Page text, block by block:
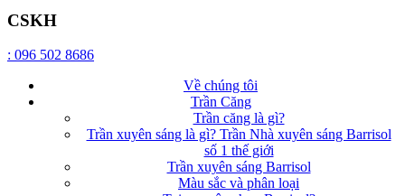
CSKH
: 096 502 8686
Về chúng tôi
Trần Căng
Trần căng là gì?
Trần xuyên sáng là gì? Trần Nhà xuyên sáng Barrisol
số 1 thế giới
Trần xuyên sáng Barrisol
Màu sắc và phân loại